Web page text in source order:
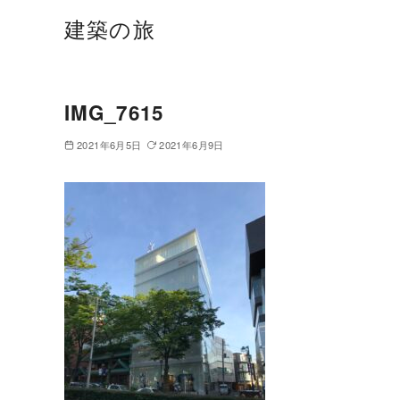
建築の旅
IMG_7615
2021年6月5日 2021年6月9日